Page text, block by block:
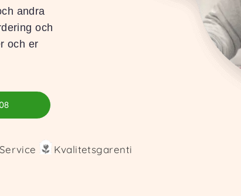
andra
och
och er
Kvalitetsgarenti